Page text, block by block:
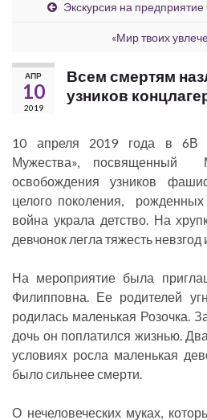
Экскурсия на
«Мир твоих
АПР
10
2019
Всем смертям
узников
10 апреля 2019 года в 6В
Мужества», посвященный
освобождения узников
целого поколения,
война украла детство. На
девчонок легла тяжесть
На мероприятие была
Филипповна. Ее родителей
родилась маленькая Розочка.
дочь он поплатился жизнью.
условиях росла маленькая
было сильнее смерти.
О нечеловеческих муках,